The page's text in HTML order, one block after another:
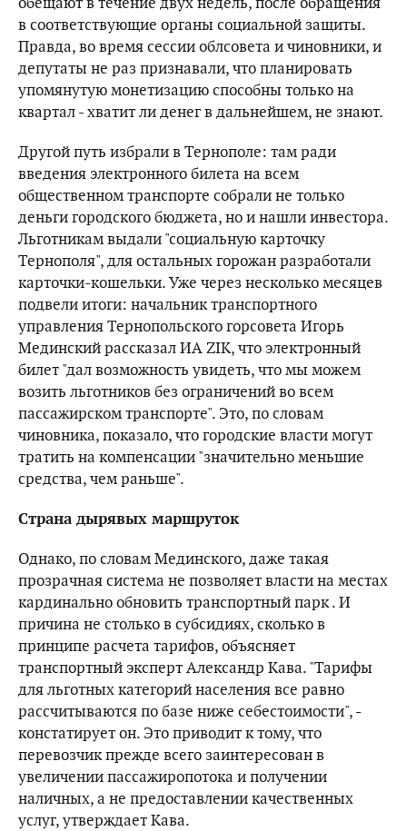
в соответствующие органы социальной защиты.
Правда, во время сессии облсовета и чиновники, и
депутаты не раз признавали, что планировать
упомянутую монетизацию способны только на
квартал - хватит ли денег в дальнейшем, не знают.
Другой путь избрали в Тернополе: там ради
введения электронного билета на всем
общественном транспорте собрали не только
деньги городского бюджета, но и нашли инвестора.
Льготникам выдали "социальную карточку
Тернополя", для остальных горожан разработали
карточки-кошельки. Уже через несколько месяцев
подвели итоги: начальник транспортного
управления Тернопольского горсовета Игорь
Мединский рассказал ИА ZIK, что электронный
билет "дал возможность увидеть, что мы можем
возить льготников без ограничений во всем
пассажирском транспорте". Это, по словам
чиновника, показало, что городские власти могут
тратить на компенсации "значительно меньшие
средства, чем раньше".
Страна дырявых маршруток
Однако, по словам Мединского, даже такая
прозрачная система не позволяет власти на местах
кардинально обновить транспортный парк . И
причина не столько в субсидиях, сколько в
принципе расчета тарифов, объясняет
транспортный эксперт Александр Кава. "Тарифы
для льготных категорий населения все равно
рассчитываются по базе ниже себестоимости", -
констатирует он. Это приводит к тому, что
перевозчик прежде всего заинтересован в
увеличении пассажиропотока и получении
наличных, а не предоставлении качественных
услуг, утверждает Кава.